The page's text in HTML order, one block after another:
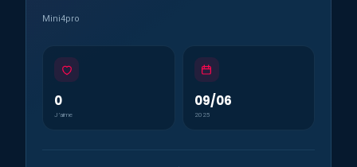
Mini4pro
0
J’aime
09/06
2025